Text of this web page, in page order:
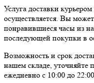
Услуга доставки
осуществляется. Вы
понравившиеся часы из
последующей покупки в
Возможность и срок
нашем складе, уточняйте
ежедневно с 10:00 до